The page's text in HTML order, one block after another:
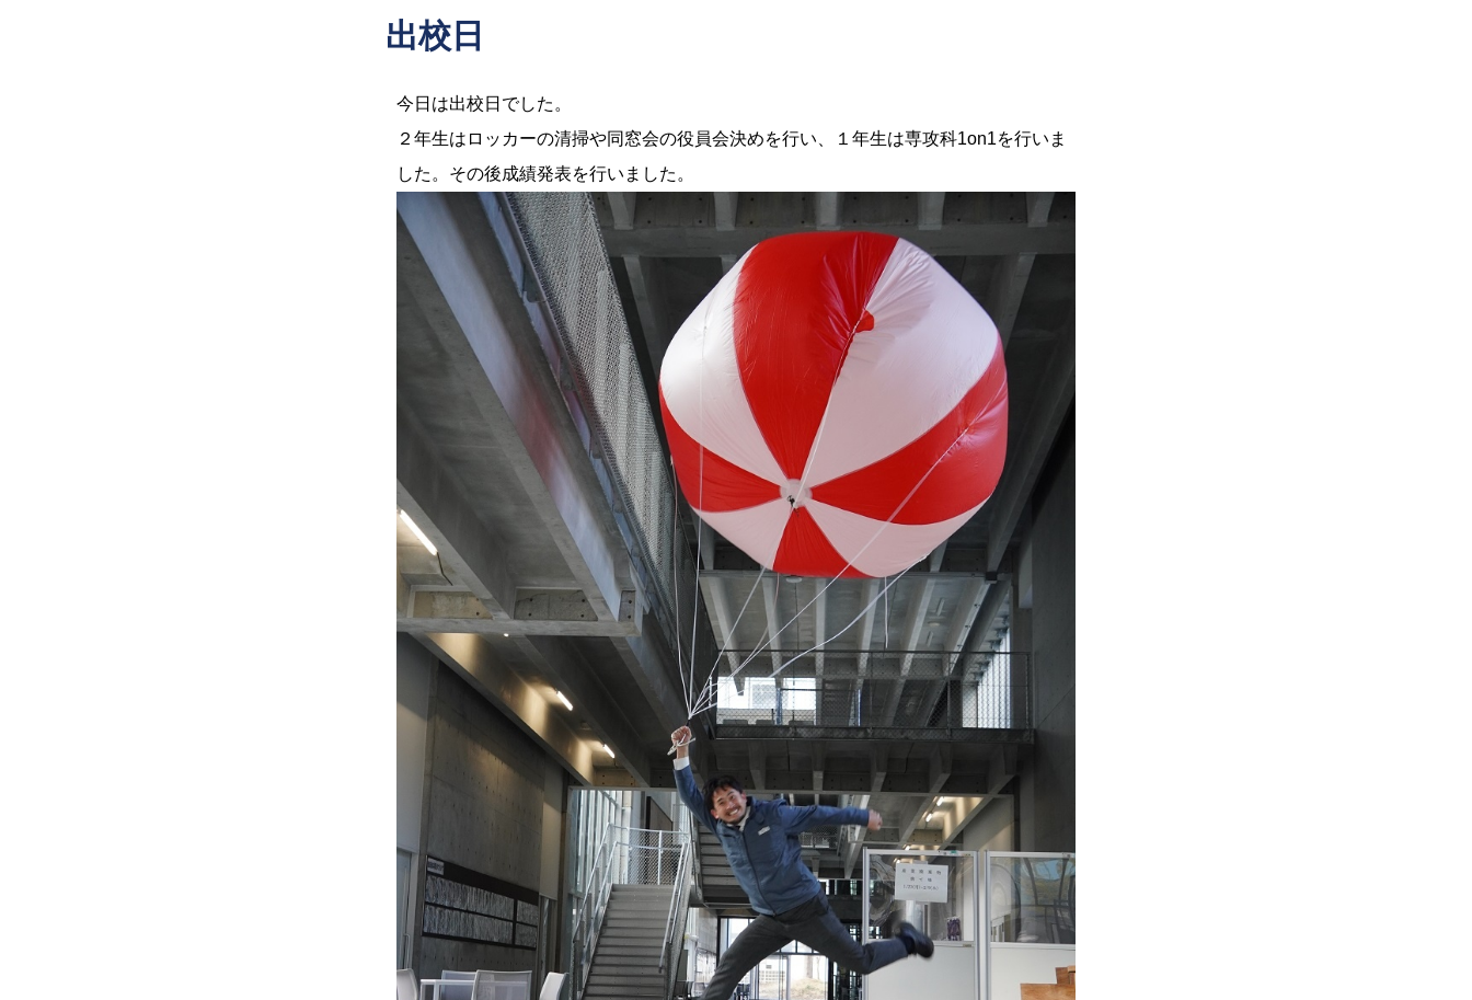
出校日
今日は出校日でした。
２年生はロッカーの清掃や同窓会の役員会決めを行い、１年生は専攻科1on1を行いま
した。その後成績発表を行いました。